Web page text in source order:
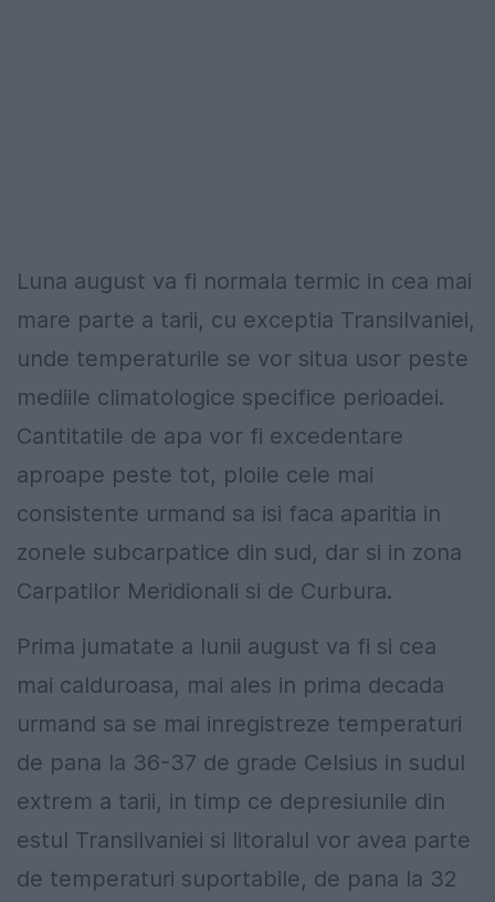
Luna august va fi normala termic in cea mai
mare parte a tarii, cu exceptia Transilvaniei,
unde temperaturile se vor situa usor peste
mediile climatologice specifice perioadei.
Cantitatile de apa vor fi excedentare
aproape peste tot, ploile cele mai
consistente urmand sa isi faca aparitia in
zonele subcarpatice din sud, dar si in zona
Carpatilor Meridionali si de Curbura.
Prima jumatate a lunii august va fi si cea
mai calduroasa, mai ales in prima decada
urmand sa se mai inregistreze temperaturi
de pana la 36-37 de grade Celsius in sudul
extrem a tarii, in timp ce depresiunile din
estul Transilvaniei si litoralul vor avea parte
de temperaturi suportabile, de pana la 32